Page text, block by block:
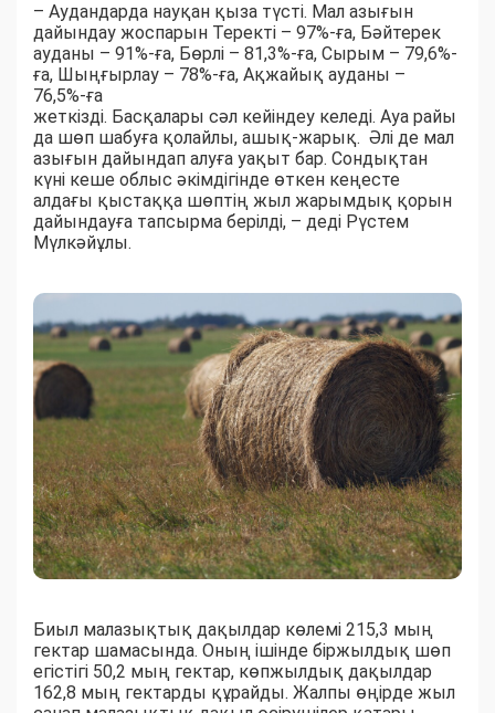
– Аудандарда науқан қыза түсті. Мал азығын
дайындау жоспарын Теректі – 97%-ға, Бәйтерек
ауданы – 91%-ға, Бөрлі – 81,3%-ға, Сырым – 79,6%-
ға, Шыңғырлау – 78%-ға, Ақжайық ауданы –
76,5%-ға
жеткізді. Басқалары сәл кейіндеу келеді. Ауа райы
да шөп шабуға қолайлы, ашық-жарық. Әлі де мал
азығын дайындап алуға уақыт бар. Сондықтан
күні кеше облыс әкімдігінде өткен кеңесте
алдағы қыстаққа шөптің жыл жарымдық қорын
дайындауға тапсырма берілді, – деді Рүстем
Мүлкәйұлы.
Биыл малазықтық дақылдар көлемі 215,3 мың
гектар шамасында. Оның ішінде біржылдық шөп
егістігі 50,2 мың гектар, көпжылдық дақылдар
162,8 мың гектарды құрайды. Жалпы өңірде жыл